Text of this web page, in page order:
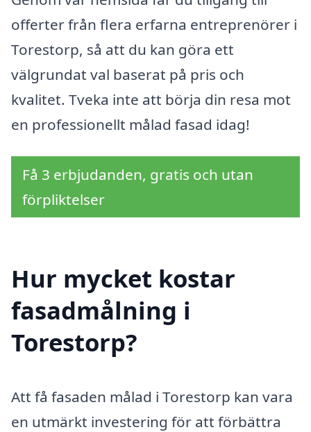
offerter från flera erfarna entreprenörer i
Torestorp, så att du kan göra ett
välgrundat val baserat på pris och
kvalitet. Tveka inte att börja din resa mot
en professionellt målad fasad idag!
Få 3 erbjudanden, gratis och utan
förpliktelser
Hur mycket kostar
fasadmålning i
Torestorp?
Att få fasaden målad i Torestorp kan vara
en utmärkt investering för att förbättra